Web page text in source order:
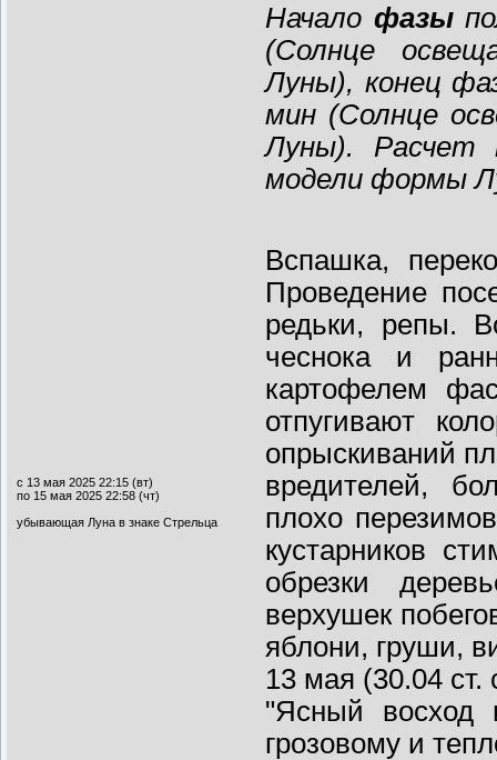
Начало фазы
(Солнце
Луны), конец
мин (Солнце
Луны). Расчет
модели формы
с 13 мая 2025 22:15 (вт)
по 15 мая 2025 22:58 (чт)
убывающая Луна в знаке Стрельца
Вспашка,
Проведение
редьки, репы.
чеснока и
картофелем
отпугивают
опрыскиваний
вредителей,
плохо
кустарников
обрезки
верхушек
яблони, груши,
13 мая (30.04 ст.
"Ясный восход
грозовому и